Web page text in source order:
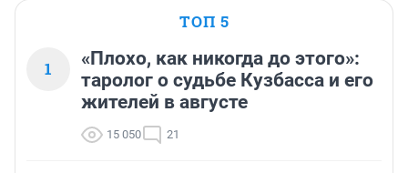
ТОП 5
1
«Плохо, как никогда до этого»:
таролог о судьбе Кузбасса и его
жителей в августе
15 050 21